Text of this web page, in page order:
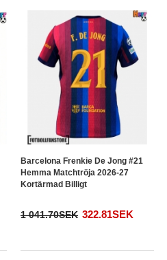
Barcelona Frenkie De Jong #21
Hemma Matchtröja 2026-27
Kortärmad Billigt
1 041.70SEK 322.81SEK